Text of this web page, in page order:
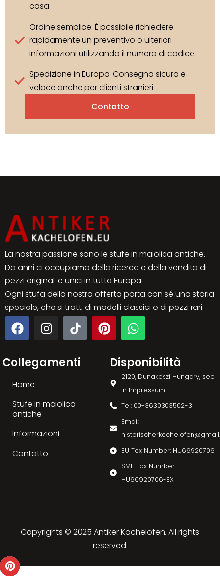
casa.
Ordine semplice: È possibile richiedere
rapidamente un preventivo o ulteriori
informazioni utilizzando il numero di codice.
Spedizione in Europa: Consegna sicura e
veloce anche per clienti stranieri.
Contatto
La nostra passione sono le stufe in maiolica antiche.
Da anni ci occupiamo della ricerca e della vendita di
pezzi originali e unici in tutta Europa.
Ogni stufa della nostra offerta porta con sé una storia
speciale, che si tratti di modelli classici o di pezzi rari.
Collegamenti
Home
Stufe in maiolica
antiche
Informazioni
Contatto
Disponibilità
2120, Dunakeszi Hungary, see
in Impressum
Tel: 00-3630303502-3
Email:
EU Tax Number: HU66920706
SME Tax Number:
HU66920706-EX
Copyrights © 2025 Antiker Kachelofen. All rights
reserved.